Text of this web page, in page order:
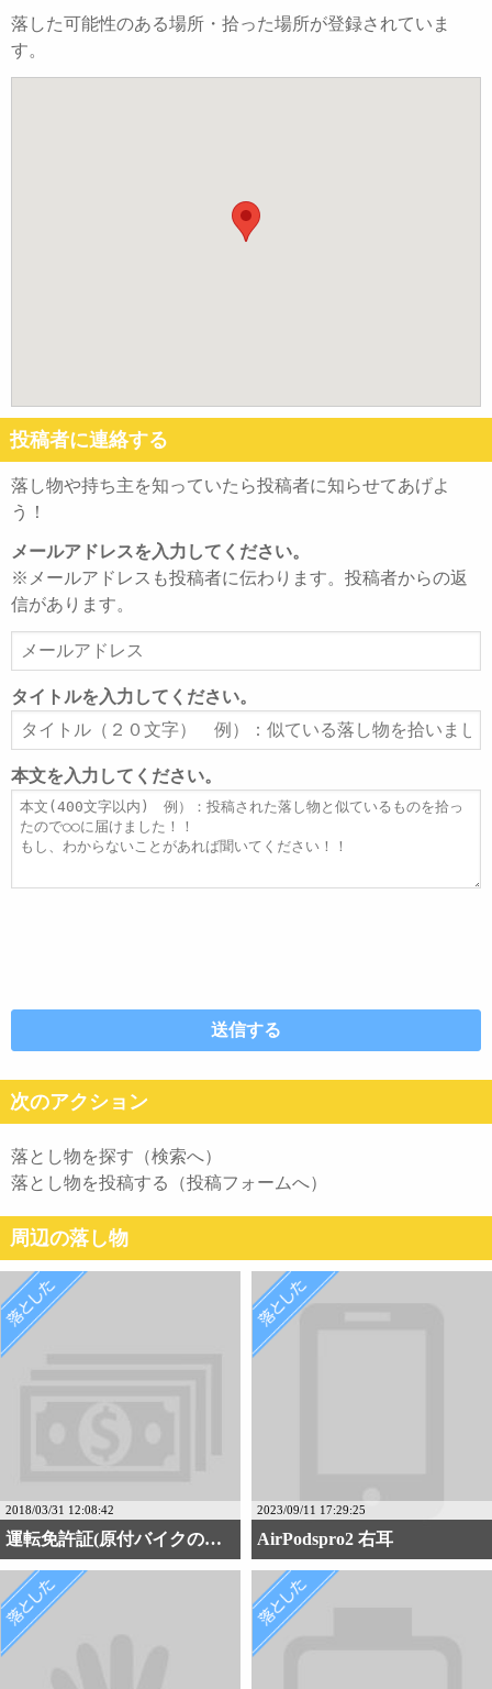
落した可能性のある場所・拾った場所が登録されていま
す。
投稿者に連絡する
落し物や持ち主を知っていたら投稿者に知らせてあげよ
う！
メールアドレスを入力してください。
※メールアドレスも投稿者に伝わります。投稿者からの返
信があります。
ー
ル
ア
ド
レ
ス
タイトルを入力してください。
タ
イ
ト
ル
本文を入力してください。
本
文
次のアクション
落とし物を探す（検索へ）
落とし物を投稿する（投稿フォームへ）
周辺の落し物
2018/03/31 12:08:42
運転免許証(原付バイクの・・・
2023/09/11 17:29:25
AirPodspro2 右耳